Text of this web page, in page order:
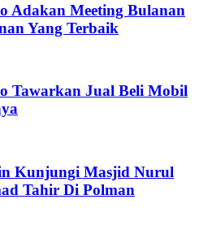
Adakan Meeting Bulanan
Yang Terbaik
Tawarkan Jual Beli Mobil
Kunjungi Masjid Nurul
Tahir Di Polman